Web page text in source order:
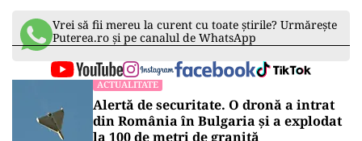
infracţiunea de vătămare corporală din culpă,
urmând ca în cursul cercetărilor să se
stabilească cu exactitate împrejurările în care s-
a produs acest eveniment rutier”, au mai
precizat reprezentanții Poliției.